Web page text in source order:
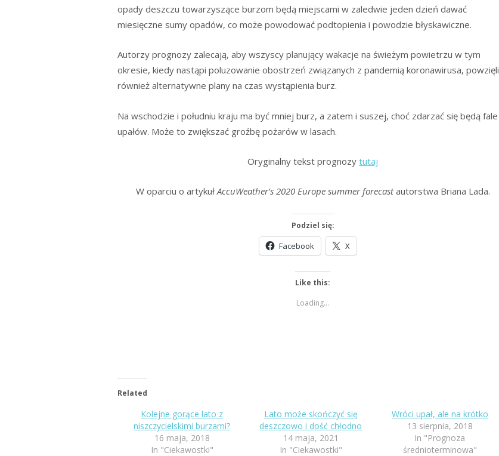
opady deszczu towarzyszące burzom będą miejscami w zaledwie jeden dzień dawać
miesięczne sumy opadów, co może powodować podtopienia i powodzie błyskawiczne.
Autorzy prognozy zalecają, aby wszyscy planujący wakacje na świeżym powietrzu w tym
okresie, kiedy nastąpi poluzowanie obostrzeń związanych z pandemią koronawirusa, powzięli
również alternatywne plany na czas wystąpienia burz.
Na wschodzie i południu kraju ma być mniej burz, a zatem i suszej, choć zdarzać się będą fale
upałów. Może to zwiększać groźbę pożarów w lasach.
Oryginalny tekst prognozytutaj
W oparciu o artykułAccuWeather’s 2020 Europe summer forecastautorstwa Briana Lada.
Podziel się:
Facebook X
Like this:
Loading...
Related
Kolejne gorące lato z
niszczycielskimi burzami?
16 maja, 2018
In "Ciekawostki"
Lato może skończyć się
deszczowo i dość chłodno
14 maja, 2021
In "Ciekawostki"
Wróci upał, ale na krótko
13 sierpnia, 2018
In "Prognoza
średnioterminowa"